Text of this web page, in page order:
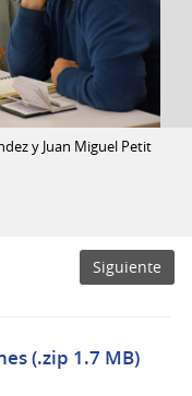
y Juan Miguel Petit
Siguiente
(.zip 1.7 MB)